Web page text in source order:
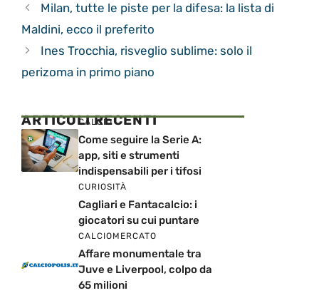
Milan, tutte le piste per la difesa: la lista di
Maldini, ecco il preferito
Ines Trocchia, risveglio sublime: solo il
perizoma in primo piano
ARTICOLI RECENTI
CALCIO
Come seguire la Serie A:
app, siti e strumenti
indispensabili per i tifosi
CURIOSITÀ
Cagliari e Fantacalcio: i
giocatori su cui puntare
CALCIOMERCATO
Affare monumentale tra
Juve e Liverpool, colpo da
65 milioni